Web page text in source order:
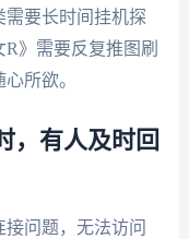
要长时间挂机探
》需要反复推图刷
所欲。
，有人及时回
问题，无法访问